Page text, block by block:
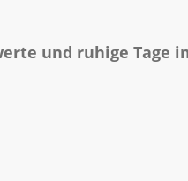
und ruhige Tage